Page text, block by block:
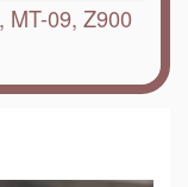
MT-09, Z900